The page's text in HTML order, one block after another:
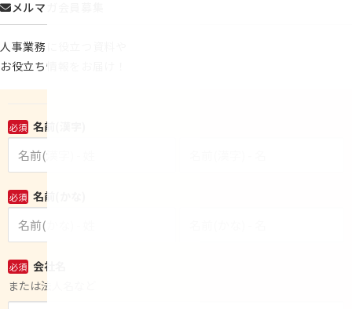
メルマガ会員募集
人事業務に役立つ資料や
お役立ち情報をお届け！